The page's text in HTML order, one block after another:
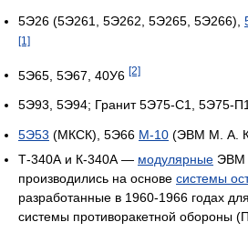
5Э26 (5Э261, 5Э262, 5Э265, 5Э266),
[1]
5Э65, 5Э67, 40У6 [2]
5Э93, 5Э94; Гранит 5Э75-С1, 5Э75-
5Э53 (МКСК), 5Э66 М-10 (ЭВМ М. А.
Т-340А и К-340А — модулярные ЭВМ
производились на основе системы
разработанные в 1960-1966 годах
системы противоракетной